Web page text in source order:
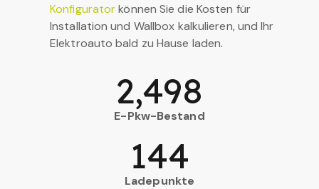
Konfiguratorkönnen Sie die Kosten für
Installation und Wallbox kalkulieren, und Ihr
Elektroauto bald zu Hause laden.
E-Pkw-Bestand
2,498
Ladepunkte
144